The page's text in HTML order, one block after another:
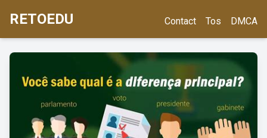
RETOEDU Contact Tos DMCA